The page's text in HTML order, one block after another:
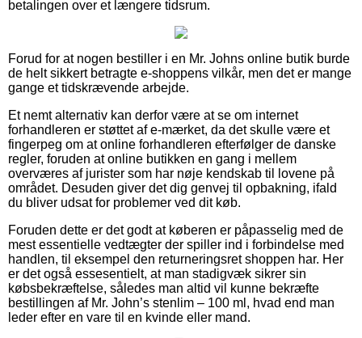
betalingen over et længere tidsrum.
Forud for at nogen bestiller i en Mr. Johns online butik burde
de helt sikkert betragte e-shoppens vilkår, men det er mange
gange et tidskrævende arbejde.
Et nemt alternativ kan derfor være at se om internet
forhandleren er støttet af e-mærket, da det skulle være et
fingerpeg om at online forhandleren efterfølger de danske
regler, foruden at online butikken en gang i mellem
overværes af jurister som har nøje kendskab til lovene på
området. Desuden giver det dig genvej til opbakning, ifald
du bliver udsat for problemer ved dit køb.
Foruden dette er det godt at køberen er påpasselig med de
mest essentielle vedtægter der spiller ind i forbindelse med
handlen, til eksempel den returneringsret shoppen har. Her
er det også essesentielt, at man stadigvæk sikrer sin
købsbekræftelse, således man altid vil kunne bekræfte
bestillingen af Mr. John’s stenlim – 100 ml, hvad end man
leder efter en vare til en kvinde eller mand.